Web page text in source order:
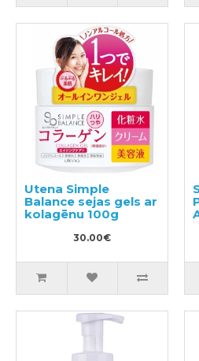
Utena Simple
Balance sejas gels ar
kolagēnu 100g
30.00€